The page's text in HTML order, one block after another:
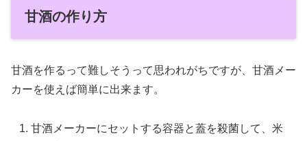
甘酒の作り方
甘酒を作るって難しそうって思われがちですが、甘酒メー
カーを使えば簡単に出来ます。
甘酒メーカーにセットする容器と蓋を殺菌して、米